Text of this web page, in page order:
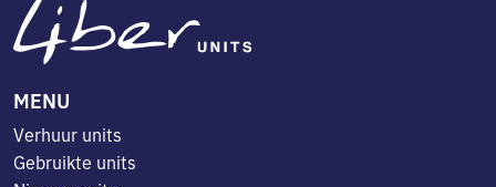
MENU
Verhuur units
Gebruikte units